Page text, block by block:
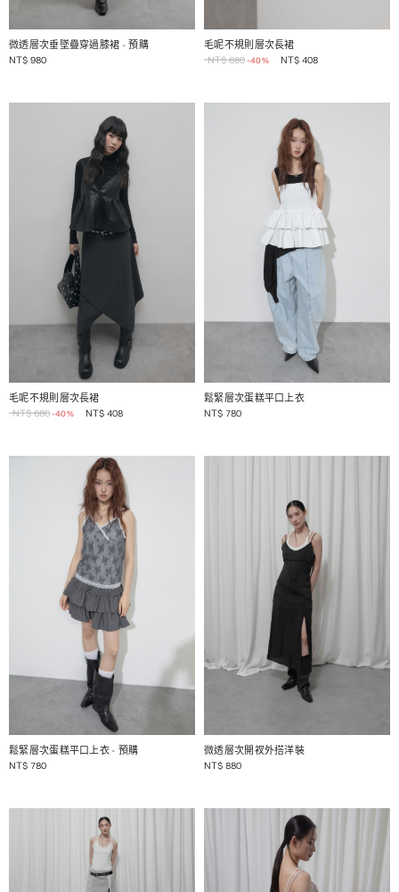
微透層次垂墜疊穿過膝裙 - 預購
NT$ 980
毛呢不規則層次長裙
NT$ 680-40% NT$ 408
毛呢不規則層次長裙
NT$ 680-40% NT$ 408
鬆緊層次蛋糕平口上衣
NT$ 780
鬆緊層次蛋糕平口上衣 - 預購
NT$ 780
微透層次開衩外搭洋裝
NT$ 880